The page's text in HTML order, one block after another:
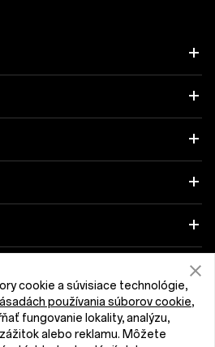
Slovensko (English)
cookie a súvisiace technológie,
používania súborov cookie,
fungovanie lokality, analýzu,
alebo reklamu. Môžete